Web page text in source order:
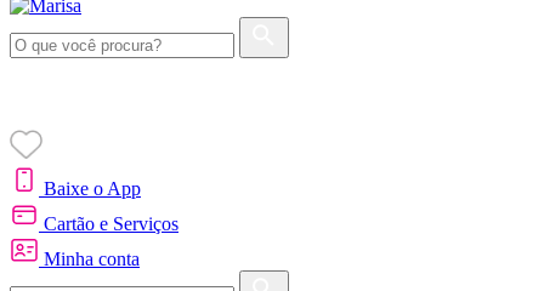
Baixe o App
Cartão e Serviços
Minha conta